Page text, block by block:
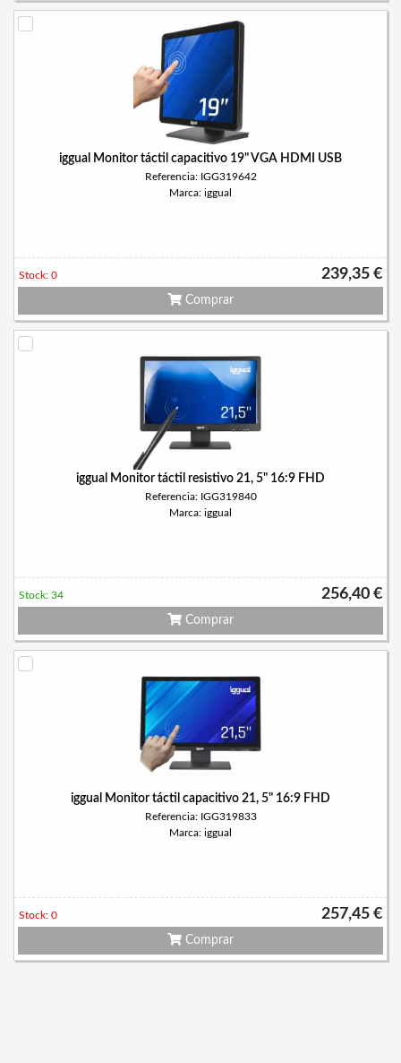
iggual Monitor táctil capacitivo 19" VGA HDMI USB
Referencia: IGG319642
Marca: iggual
239,35 €
Stock: 0
Comprar
iggual Monitor táctil resistivo 21, 5" 16:9 FHD
Referencia: IGG319840
Marca: iggual
256,40 €
Stock: 34
Comprar
iggual Monitor táctil capacitivo 21, 5" 16:9 FHD
Referencia: IGG319833
Marca: iggual
257,45 €
Stock: 0
Comprar